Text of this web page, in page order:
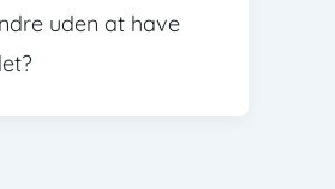
uden at have